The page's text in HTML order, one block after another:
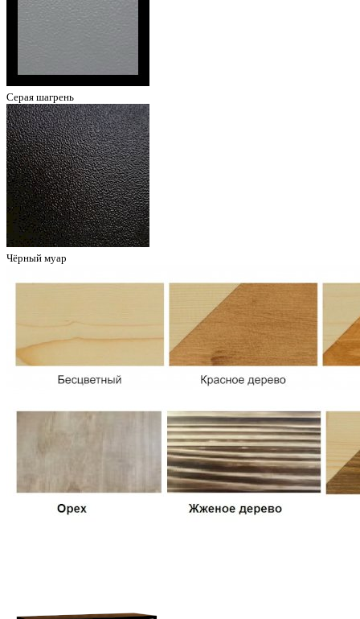
Серая шагрень
Чёрный муар